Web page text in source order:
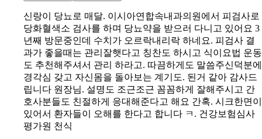
신랑이 당뇨로 매달. 이시아연합속내과의원에서 피검사로
당화혈색소 검사를 하며 당뇨약을 받으러 다니고 있어요 3
년째 방문중인데 수치가 오르락내리락 하네요. 피검사 결
과가 좋을때는 관리잘햇다고 칭찬도 하시고 식이요법 운동
도 추천해주셔서 관리 하라고. 따끔하게도 말씀주신덕분에
경각심 갖고 자신몸을 돌아보는 계기도. 된거 같아 감사드
립니다 원장님. 설명도 조근조근 꼼꼼하게 잘해주시고 간
호사분들도 친절하게 응대해준다고 해요 간혹. 시크한면이
있어서 환자들이 오해를 한다고 합니다 ㅋ. 건강보험심사
평가원 천식